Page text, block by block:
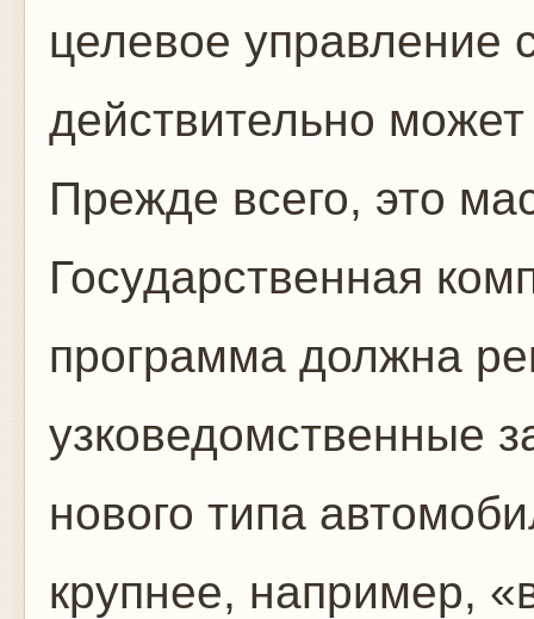
целевое управление
действительно
Прежде всего, это
Государственная
программа должна
узковедомственные
нового типа
крупнее, например,